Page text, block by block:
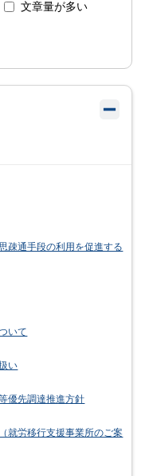
文章量が多い
疎通手段の利用を促進する
いて
い
優先調達推進方針
就労移行支援事業所のご案